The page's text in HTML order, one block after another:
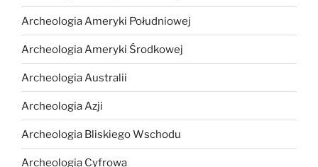
Archeologia Ameryki Południowej
Archeologia Ameryki Środkowej
Archeologia Australii
Archeologia Azji
Archeologia Bliskiego Wschodu
Archeologia Cyfrowa